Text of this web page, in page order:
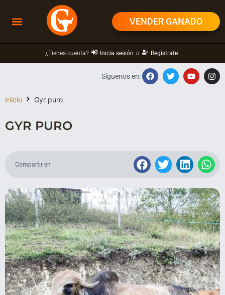
VENDER GANADO
¿Tienes cuenta? Inicia sesión o Regístrate
Inicio Gyr puro
Síguenos en:
GYR PURO
Compartir en